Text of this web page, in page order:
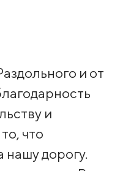
и от
и
что
дорогу.